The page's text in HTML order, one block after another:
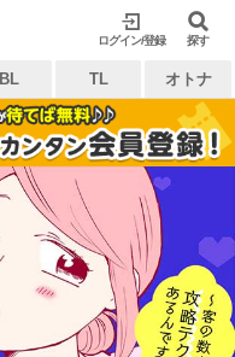
ログイン/登録 探す
BL TL オトナ
閉じる
タグ